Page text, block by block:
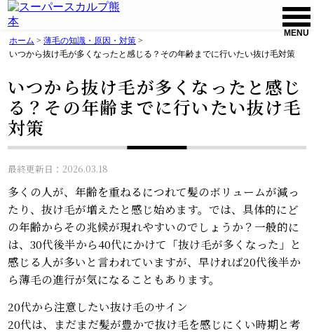
MENU
ホーム >薄毛の知識・原因・対策 >
いつから抜け毛が多くなったと感じる？その年齢までに行いたい抜け毛対策
いつから抜け毛が多くなったと感じ
る？その年齢までに行いたい抜け毛
対策
最終更新日：2026.03.18
多くの人が、年齢を重ねるにつれて髪のボリュームが減っ
たり、抜け毛が増えたと感じ始めます。では、具体的にど
の年齢からその兆候が現れやすいのでしょうか？一般的に
は、30代後半から40代にかけて「抜け毛が多くなった」と
感じる人が多いと言われていますが、早ければ20代後半か
ら薄毛の進行が気になることもあります。
20代から注意したい抜け毛のサイン
20代は、まだまだ髪が豊かで抜け毛を感じにくい時期と考